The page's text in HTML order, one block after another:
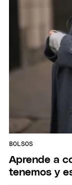
BOLSOS
Aprende a
tenemos y